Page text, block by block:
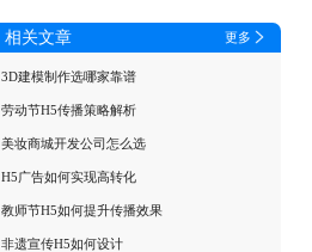
相关文章 更多
3D建模制作选哪家靠谱
劳动节H5传播策略解析
美妆商城开发公司怎么选
H5广告如何实现高转化
教师节H5如何提升传播效果
非遗宣传H5如何设计